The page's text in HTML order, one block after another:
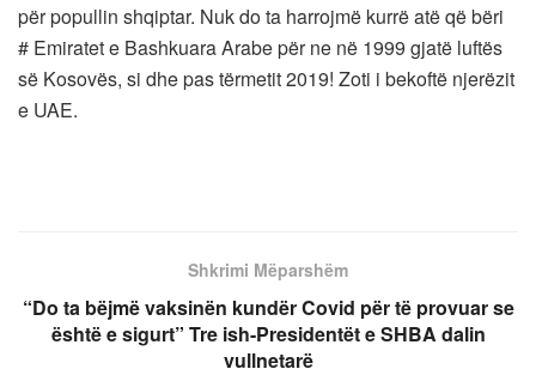
për popullin shqiptar. Nuk do ta harrojmë kurrë atë që bëri
# Emiratet e Bashkuara Arabe për ne në 1999 gjatë luftës
së Kosovës, si dhe pas tërmetit 2019! Zoti i bekoftë njerëzit
e UAE.
Shkrimi Mëparshëm
“Do ta bëjmë vaksinën kundër Covid për të provuar se
është e sigurt” Tre ish-Presidentët e SHBA dalin
vullnetarë